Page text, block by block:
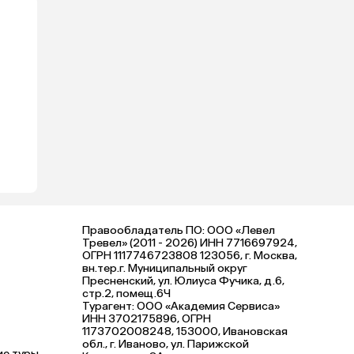
Правообладатель ПО: ООО «Левел
Тревел» (2011 - 2026) ИНН 7716697924,
ОГРН 1117746723808 123056, г. Москва,
вн.тер.г. Муниципальный округ
Пресненский, ул. Юлиуса Фучика, д.6,
стр.2, помещ.6Ч
Турагент: ООО «Академия Сервиса»
ИНН 3702175896, ОГРН
1173702008248, 153000, Ивановская
обл., г. Иваново, ул. Парижской